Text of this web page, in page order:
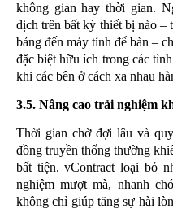
không gian hay thời gian.
dịch trên bất kỳ thiết bị nào –
bảng đến máy tính để bàn –
đặc biệt hữu ích trong các
khi các bên ở cách xa nhau
3.5. Nâng cao trải nghiệm
Thời gian chờ đợi lâu và
đồng truyền thống thường
bất tiện. vContract loại bỏ
nghiệm mượt mà, nhanh
không chỉ giúp tăng sự hài